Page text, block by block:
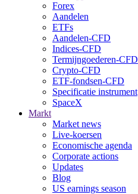
Forex
Aandelen
ETFs
Aandelen-CFD
Indices-CFD
Termijngoederen-CFD
Crypto-CFD
ETF-fondsen-CFD
Specificatie instrument
SpaceX
Markt
Market news
Live-koersen
Economische agenda
Corporate actions
Updates
Blog
US earnings season